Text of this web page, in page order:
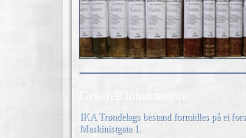
IKA Trøndelags bestand formidles på ei
Maskinistgata 1.